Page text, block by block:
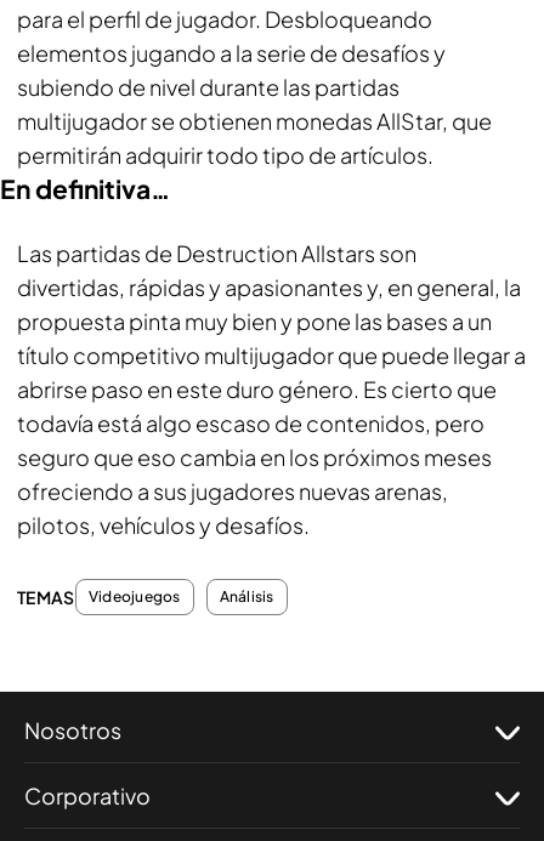
para el perfil de jugador. Desbloqueando
elementos jugando a la serie de desafíos y
subiendo de nivel durante las partidas
multijugador se obtienen monedas AllStar, que
permitirán adquirir todo tipo de artículos.
En definitiva…
Las partidas de Destruction Allstars son
divertidas, rápidas y apasionantes y, en general, la
propuesta pinta muy bien y pone las bases a un
título competitivo multijugador que puede llegar a
abrirse paso en este duro género. Es cierto que
todavía está algo escaso de contenidos, pero
seguro que eso cambia en los próximos meses
ofreciendo a sus jugadores nuevas arenas,
pilotos, vehículos y desafíos.
TEMAS Videojuegos Análisis
Nosotros
Corporativo